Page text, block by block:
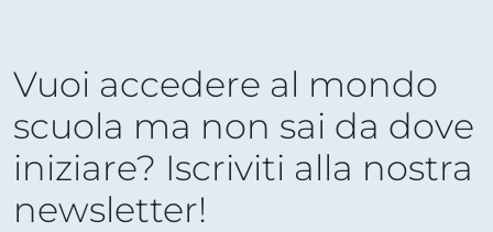
Vuoi accedere al mondo
scuola ma non sai da dove
iniziare? Iscriviti alla nostra
newsletter!